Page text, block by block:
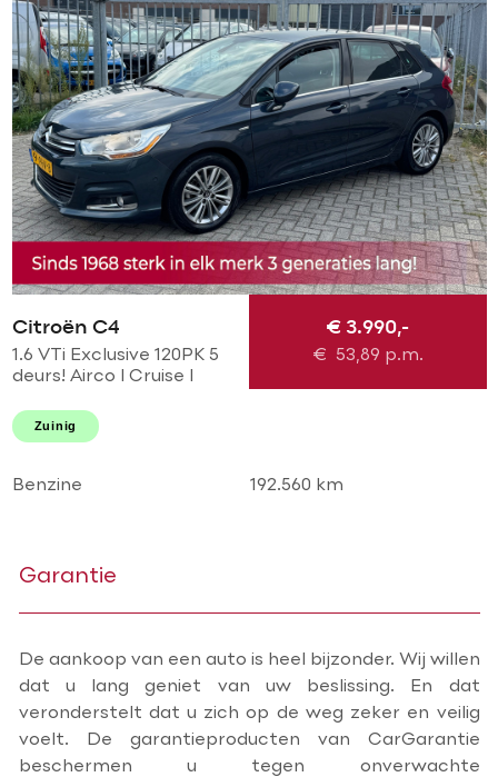
Citroën C4
1.6 VTi Exclusive 120PK 5
deurs! Airco l Cruise l
Stoelverwarming l PDC!
NL AUTO NAP l Dealer
€ 3.990,-
€ 53,89 p.m.
Zuinig
Benzine 192.560 km
Garantie
De aankoop van een auto is heel bijzonder. Wij willen
dat u lang geniet van uw beslissing. En dat
veronderstelt dat u zich op de weg zeker en veilig
voelt. De garantieproducten van CarGarantie
beschermen u tegen onverwachte